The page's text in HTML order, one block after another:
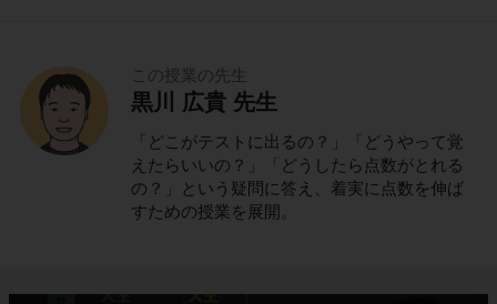
この授業の先生
黒川 広貴 先生
「どこがテストに出るの？」「どうやって覚
えたらいいの？」「どうしたら点数がとれる
の？」という疑問に答え、着実に点数を伸ば
すための授業を展開。